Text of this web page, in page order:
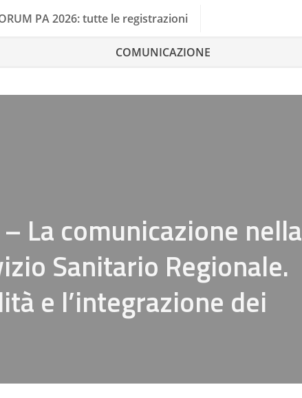
PA 2026: tutte le registrazioni
COMUNICAZIONE
La comunicazione nella
Sanitario Regionale.
e l’integrazione dei